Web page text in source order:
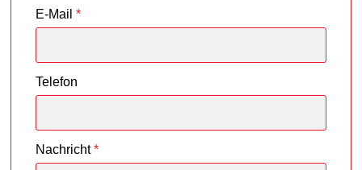
E-Mail *
Telefon
Nachricht *